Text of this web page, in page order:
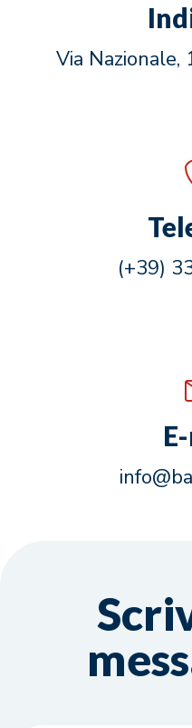
Via Nazionale,
(+39)